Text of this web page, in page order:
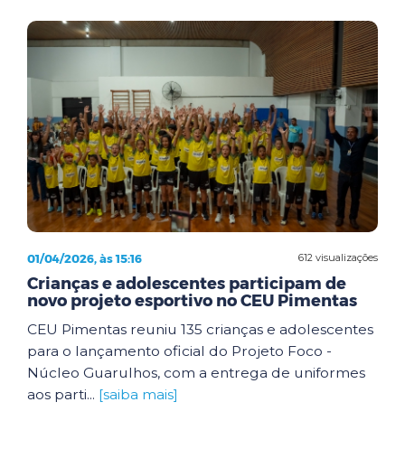
612 visualizações
01/04/2026, às 15:16
Crianças e adolescentes participam de
novo projeto esportivo no CEU Pimentas
CEU Pimentas reuniu 135 crianças e adolescentes
para o lançamento oficial do Projeto Foco -
Núcleo Guarulhos, com a entrega de uniformes
aos parti... [saiba mais]